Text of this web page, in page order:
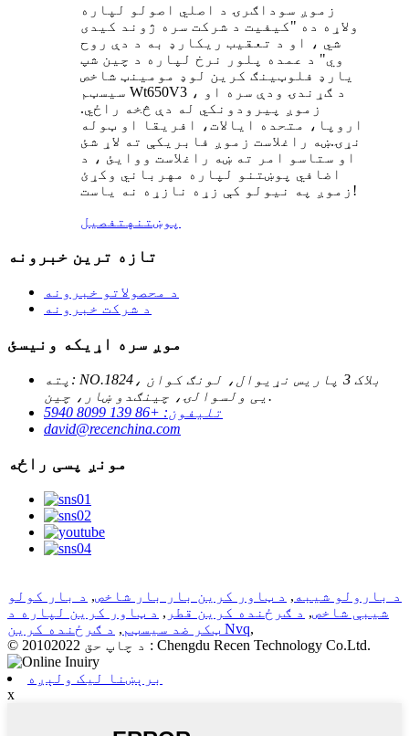
زموږ سوداګرۍ د اصلي اصولو لپاره
ولاړه ده "کیفیت د شرکت سره ژوند کیدی
شي ، او د تعقیب ریکارډ به د دې روح
وي" د عمده پلور نرخ لپاره د چین شپ
یارډ فلوټینګ کرین لوډ مومینټ شاخص
سیسټم Wt650V3 ، د ګړندۍ ودې سره او
زموږ پیرودونکي له دې څخه راځي.
اروپا، متحده ایالات، افریقا او ټوله
نړۍ.ښه راغلاست زموږ فابریکې ته لاړ شئ
او ستاسو امر ته ښه راغلاست ووایئ ، د
اضافي پوښتنو لپاره مهرباني وکړئ
زموږ په نیولو کې زړه نازړه نه یاست!
پوښتنه تفصیل
تازه ترین خبرونه
د محصولاتو خبرونه
د شرکت خبرونه
موږ سره اړیکه ونیسئ
پته: NO.1824، بلاک 3 پاریس نړیوال، لونګ کوان
یی ولسوالۍ، چینګدو ښار، چین.
تلیفون: +86 139 8099 5940
david@recenchina.com
مونږ پسی راځه
د بارولو شیبه , د ټاور کرین بار بار شاخص, د بار کولو
شیبې شاخص, د ګرځنده کرین قطر , د ټاور کرین لپاره د
ټکر ضد سیسټم , د ګرځنده کرین Nvq,
© د چاپ حق 20102022 : Chengdu Recen Technology Co.Ltd.
برېښنا لیک ولېږه
x